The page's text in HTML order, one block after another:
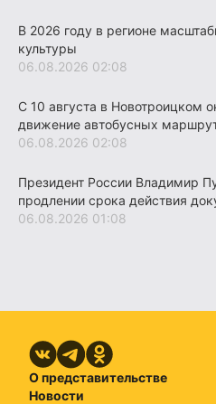
В 2026 году в регионе
культуры
06.08.2026 02:08
С 10 августа в Новотроицком
движение автобусных
06.08.2026 02:08
Президент России Владимир
продлении срока действия
06.08.2026 01:08
О представительстве
Новости